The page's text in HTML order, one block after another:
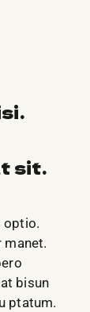
sit.
optio.
manet.
bisun
ptatum.